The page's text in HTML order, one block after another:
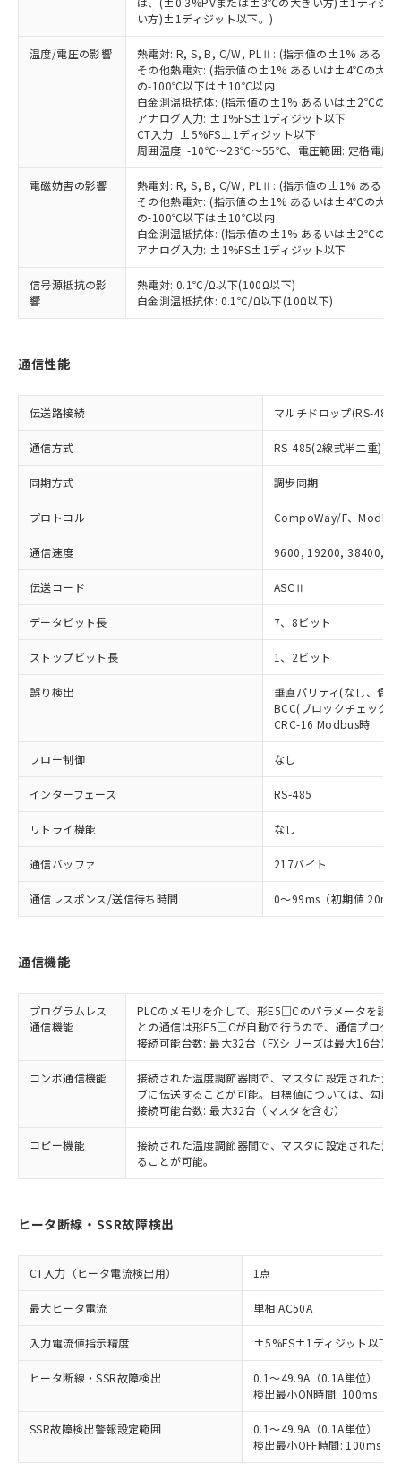
い方)±1ディジット以下。)
温度/電圧の影響
熱電対: R, S, B, C/W, PLⅡ: (指示値の±1% ある
その他熱電対: (指示値の±1% あるいは±4℃の大き
の-100℃以下は±10℃以内
白金測温抵抗体: (指示値の±1% あるいは±2℃の大
アナログ入力: ±1%FS±1ディジット以下
CT入力: ±5%FS±1ディジット以下
周囲温度: -10℃～23℃～55℃、電圧範囲: 定格電圧
電磁妨害の影響
熱電対: R, S, B, C/W, PLⅡ: (指示値の±1% ある
その他熱電対: (指示値の±1% あるいは±4℃の大き
の-100℃以下は±10℃以内
白金測温抵抗体: (指示値の±1% あるいは±2℃の大
アナログ入力: ±1%FS±1ディジット以下
信号源抵抗の影
響
熱電対: 0.1℃/Ω以下(100Ω以下)
白金測温抵抗体: 0.1℃/Ω以下(10Ω以下)
通信性能
伝送路接続 マルチドロップ(RS-485)
通信方式 RS-485(2線式半二重)
同期方式 調歩同期
プロトコル CompoWay/F、Modbus
通信速度 9600, 19200, 38400,
伝送コード ASCⅡ
データビット長 7、8ビット
ストップビット長 1、2ビット
誤り検出
垂直パリティ(なし、偶
BCC(ブロックチェック
CRC-16 Modbus時
フロー制御 なし
インターフェース RS-485
リトライ機能 なし
通信バッファ 217バイト
通信レスポンス/送信待ち時間 0～99ms（初期値 20ms
通信機能
プログラムレス
通信機能
PLCのメモリを介して、形E5□Cのパラメータを読
との通信は形E5□Cが自動で行うので、通信プログ
接続可能台数: 最大32台（FXシリーズは最大16台）
コンポ通信機能
接続された温度調節器間で、マスタに設定された温
ブに伝送することが可能。目標値については、勾配
接続可能台数: 最大32台（マスタを含む）
コピー機能
接続された温度調節器間で、マスタに設定された温
ることが可能。
ヒータ断線・SSR故障検出
CT入力（ヒータ電流検出用） 1点
最大ヒータ電流 単相 AC50A
入力電流値指示精度 ±5%FS±1ディジット以下
ヒータ断線・SSR故障検出
0.1～49.9A（0.1A単位）
検出最小ON時間: 100ms（
SSR故障検出警報設定範囲
0.1～49.9A（0.1A単位）
検出最小OFF時間: 100ms（
正式な納期状況および標準価格はお客
様のお取引先、またはお客様担当のオ
ムロン制御機器販売店・当社販売員に
ご相談ください。
オムロン制御機器販売店や当社販売拠
点は「販売ネットワーク
」をご確認
ください。
在庫状況および標準価格結果を当社の
事前の承諾なく第三者に漏洩または開
示しないようお願いします。
マイパーツ機能（部品リスト作成サー
ビス）をご利用いただくには、I-Web
メンバーズにご登録されている必要が
お客様が当ウェブサイト上で当社にご
登録された部品リストについて、当社
および当社の共同利用者が、当社の製
※当社の共同利用者とは、"個人情報
の「1.共同利
用者の範囲」に記載されている法人を
ル) (DEHP)(別名：DOP) 1000ppm以下、フタル酸ブチ
ルベンジル（BBP） 1000ppm以下、フタル酸ジブチル
（DBP） 1000ppm以下、フタル酸ジイソブチル
(DIBP) 1000ppm以下
但し、RoHS指令で産業用監視および制御機器に対する
適用除外項目は除く。
フタル酸エステル類の４物質については閾値を超える意
図的な使用がないことを確認しています。
※2 対応予定月
部品在庫の切り替え状況などにより、予定
月が前後することがあります。
※3 非含有証明書ダウンロード
51物質の非含有証明書（当社基準）
※本証明書は発行日時点で非含有を証明す
るもので、過去に遡って非含有を証明する
また、RoHS指令のフタル酸エステル類４
物質の対応では、対応完了までの期間は出
荷製品に未対応品が混在することから備考
欄に対応日を記載しておりました。
既に当社にて対応品への在庫切替を完了
していることから、特段のことがない限
り、2022年1月12日より割愛しておりま
ニル類) : 1000ppm、 PBDEs(ポリ臭化ジフェニルエーテ
ル類) : 1000ppm、
DBP(フタル酸ジブチル) : 1000ppm、 DIBP(フタル酸ジ
ル) : 1000ppm、
DEHP(フタル酸ビス(2-エチルヘキシル)) : 1000ppm
※2 環境保護使用期限
「ｅ」：有害物質（10物質）のすべてが基
準値以下であることを示します。
「10」：通常の使用状況下において有害物
質が外部に漏えいし、環境に深刻な影響を
及ぼさない年数を意味します。
「－」：未確認です。当社販売部門へお問
い合わせください。
当社は規制貨物を破棄する場合は、完
全に破砕するなど、違法に輸出されな
いよう必要な手段を講じます。
当社は貴社製品を、核兵器、ミサイ
ル、化学兵器、生物兵器またはその他
武器並びにこれらの製造装置等に一切
使用いたしません。
当社は、貴社製品を第三者に販売する
場合は、上記1、2および3の内容を当
該第三者に通知します。また当社は、
販売先および販売に係わる関係者が違
法に輸出するおそれがある場合は、取
り引きをいたしません。
一定数以上の在庫あり
△ 一定数には満たないが在庫あり
在庫なし(最新の在庫状況につ
いては、お客様のお取引先、ま
たはお客様担当のオムロン制御
機器販売店・当社販売員にご確
認ください)
受注生産機種、また在庫状況の
情報を公開していない機種